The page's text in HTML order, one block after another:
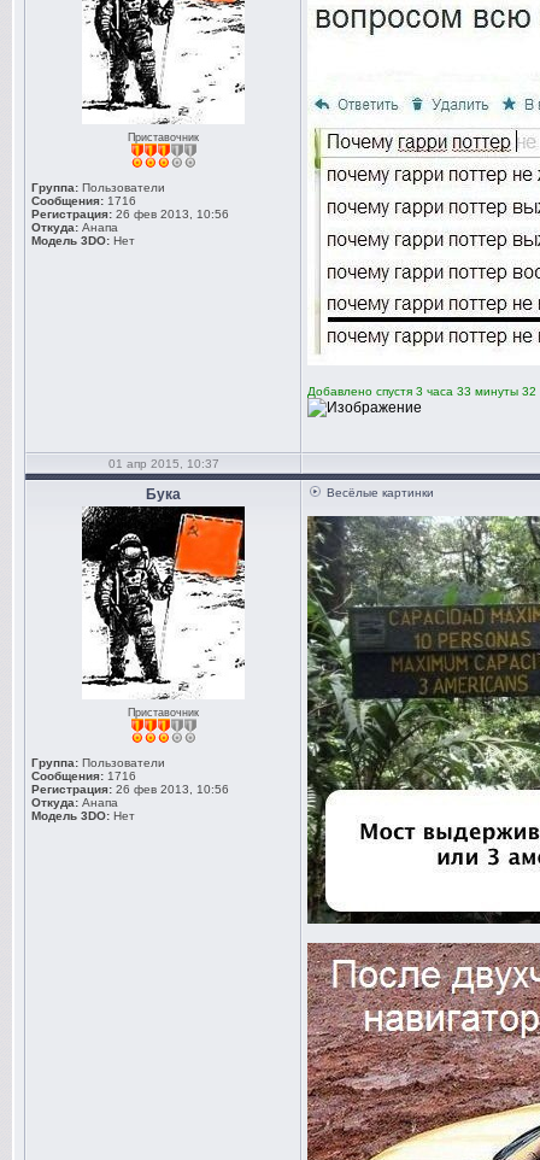
Приставочник
Группа: Пользователи
Сообщения: 1716
Регистрация: 26 фев 2013, 10:56
Откуда: Анапа
Модель 3DO: Нет
Добавлено спустя 3 часа 33 минуты 32
01 апр 2015, 10:37
Бука
Приставочник
Группа: Пользователи
Сообщения: 1716
Регистрация: 26 фев 2013, 10:56
Откуда: Анапа
Модель 3DO: Нет
Весёлые картинки